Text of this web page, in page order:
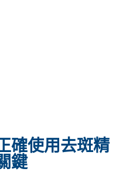
確使用去斑精
鍵